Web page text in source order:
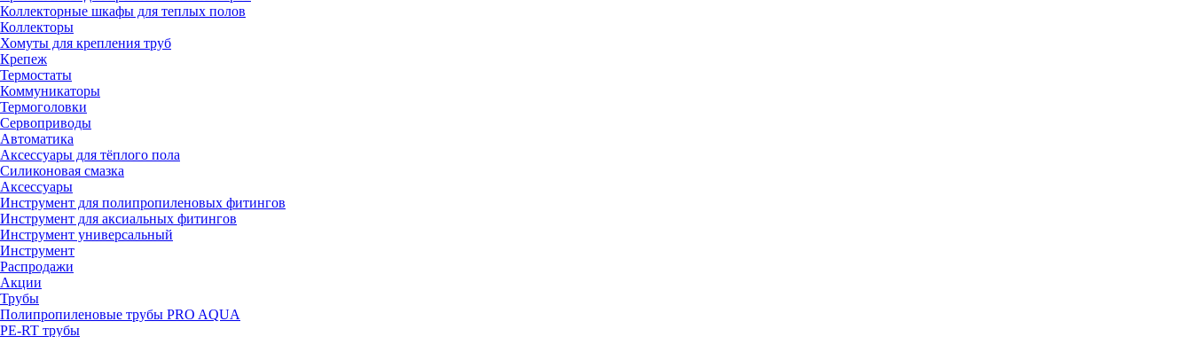
Коллекторные шкафы для теплых полов
Коллекторы
Хомуты для крепления труб
Крепеж
Термостаты
Коммуникаторы
Термоголовки
Сервоприводы
Автоматика
Аксессуары для тёплого пола
Силиконовая смазка
Аксессуары
Инструмент для полипропиленовых фитингов
Инструмент для аксиальных фитингов
Инструмент универсальный
Инструмент
Распродажи
Акции
Трубы
Полипропиленовые трубы PRO AQUA
PE-RT трубы